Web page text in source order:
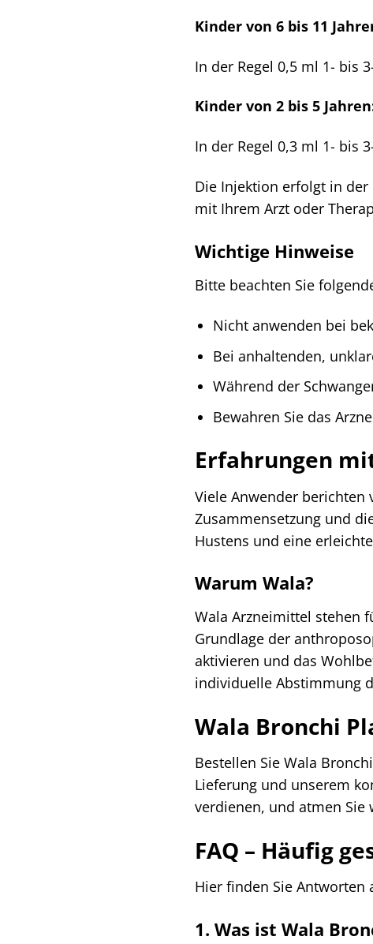
Kinder von 6 bis 11
In der Regel 0,5 ml 1- bis
Kinder von 2 bis 5
In der Regel 0,3 ml 1- bis
Die Injektion erfolgt in der
mit Ihrem Arzt oder
Wichtige Hinweise
Bitte beachten Sie
Nicht anwenden bei
Bei anhaltenden,
Während der
Bewahren Sie das
Erfahrungen
Viele Anwender berichten
Zusammensetzung und
Hustens und eine
Warum Wala?
Wala Arzneimittel stehen
Grundlage der
aktivieren und das
individuelle Abstimmung
Wala Bronchi
Bestellen Sie Wala
Lieferung und unserem
verdienen, und atmen Sie
FAQ – Häufig
Hier finden Sie Antworten
1. Was ist Wala